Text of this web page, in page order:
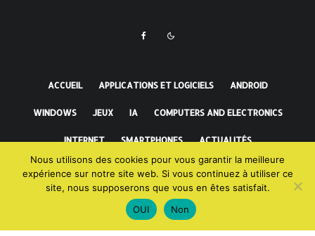
ACCUEIL APPLICATIONS ET LOGICIELS ANDROID
WINDOWS JEUX IA COMPUTERS AND ELECTRONICS
INTERNET SMARTPHONES ACTUALITÉS
FAITS INCROYABLES
Nous utilisons des cookies pour vous garantir la meilleure
expérience sur notre site web. Si vous continuez à utiliser ce
site, nous supposerons que vous en êtes satisfait.
OUI
Non